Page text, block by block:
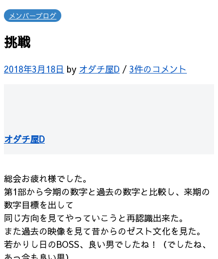
メンバーブログ
挑戦
2018年3月18日 by オダチ屋D / 3件のコメント
オダチ屋D
総会お疲れ様でした。
第1部から今期の数字と過去の数字と比較し、来期の
数字目標を出して
同じ方向を見てやっていこうと再認識出来た。
また過去の映像を見て昔からのゼスト文化を見た。
若かりし日のBOSS、良い男でしたね！（でしたね、